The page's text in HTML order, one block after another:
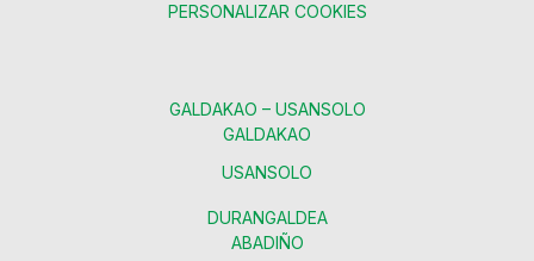
PERSONALIZAR COOKIES
GALDAKAO – USANSOLO
GALDAKAO
USANSOLO
DURANGALDEA
ABADIÑO